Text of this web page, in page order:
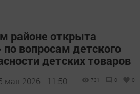
районе открыта
по вопросам детского
детских товаров
мая 2026 - 11:50 731 0 0